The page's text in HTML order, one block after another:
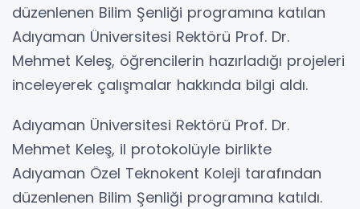
düzenlenen Bilim Şenliği programına katılan
Adıyaman Üniversitesi Rektörü Prof. Dr.
Mehmet Keleş, öğrencilerin hazırladığı projeleri
inceleyerek çalışmalar hakkında bilgi aldı.
Adıyaman Üniversitesi Rektörü Prof. Dr.
Mehmet Keleş, il protokolüyle birlikte
Adıyaman Özel Teknokent Koleji tarafından
düzenlenen Bilim Şenliği programına katıldı.